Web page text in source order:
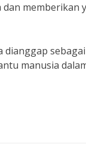
memberikan
manusia